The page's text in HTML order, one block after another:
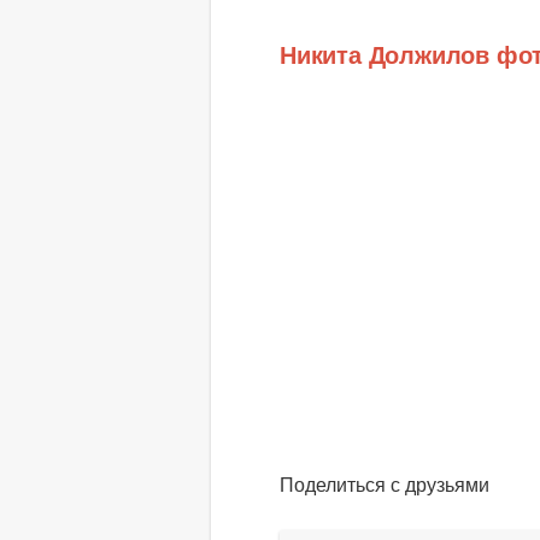
Никита Должилов
Поделиться с друзьями